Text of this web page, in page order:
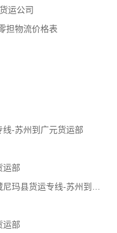
运公司
担物流价格表
-苏州到广元货运部
运部
运部